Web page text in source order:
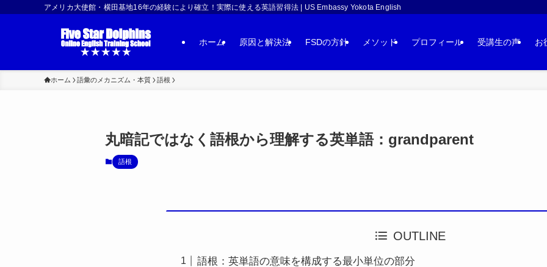
アメリカ大使館・横田基地16年の経験により確立！実際に使える英語習得法 | US Embassy Yokota English
ホーム 原因と解決法 FSDの方針 メソッド プロフィール 受講生の声 お
ホーム 語彙のメカニズム・本質 語根
丸暗記ではなく語根から理解する英単語：grandparent
語根
OUTLINE
語根：英単語の意味を構成する最小単位の部分